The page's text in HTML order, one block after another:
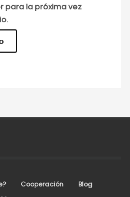
para la próxima vez
Cooperación
Blog